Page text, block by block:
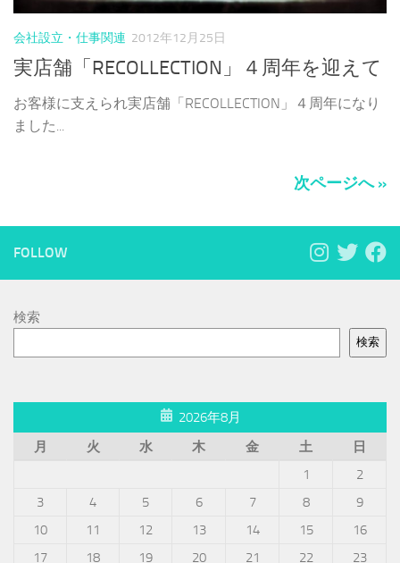
会社設立・仕事関連 2012年12月25日
実店舗「RECOLLECTION」４周年を迎えて
お客様に支えられ実店舗「RECOLLECTION」４周年になり
ました...
次ページへ »
FOLLOW
検索
検索
2026年8月
月
火 水 木 金 土
日
1
2
3
4 5 6 7 8
9
10
11 12 13 14 15
16
17
18 19 20 21 22
23